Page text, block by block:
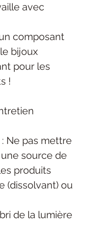
avec
composant
le bijoux
pour les
!
Ne pas mettre
source de
produits
(dissolvant) ou
de la lumière